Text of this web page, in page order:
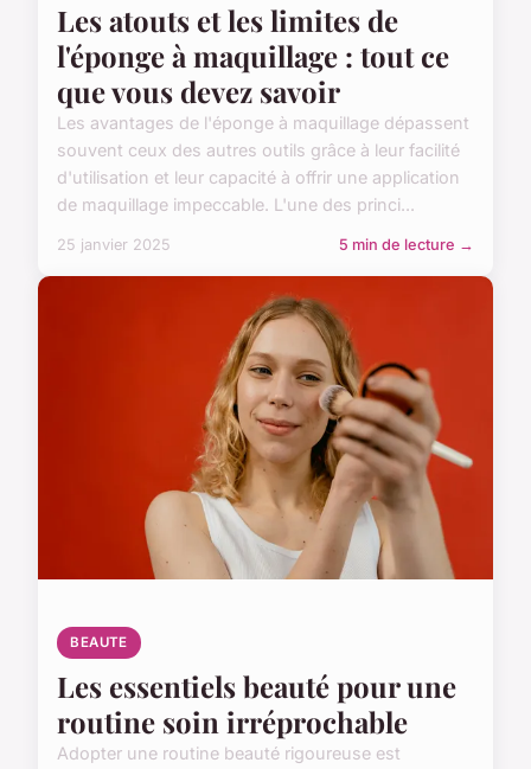
Les atouts et les limites de
l'éponge à maquillage : tout ce
que vous devez savoir
Les avantages de l'éponge à maquillage dépassent
souvent ceux des autres outils grâce à leur facilité
d'utilisation et leur capacité à offrir une application
de maquillage impeccable. L'une des princi...
25 janvier 2025 5 min de lecture →
BEAUTE
Les essentiels beauté pour une
routine soin irréprochable
Adopter une routine beauté rigoureuse est